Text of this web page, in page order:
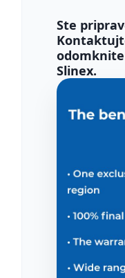
Ste
Slinex.